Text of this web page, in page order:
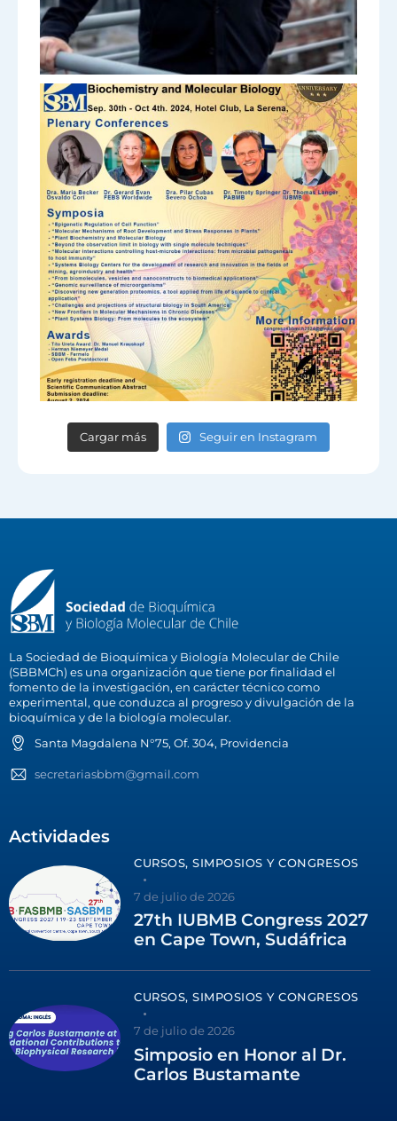
Cargar más Seguir en Instagram
La Sociedad de Bioquímica y Biología Molecular de Chile
(SBBMCh) es una organización que tiene por finalidad el
fomento de la investigación, en carácter técnico como
experimental, que conduzca al progreso y divulgación de la
bioquímica y de la biología molecular.
Santa Magdalena N°75, Of. 304, Providencia
secretariasbbm@gmail.com
Actividades
CURSOS, SIMPOSIOS Y CONGRESOS
7 de julio de 2026
27th IUBMB Congress 2027
en Cape Town, Sudáfrica
CURSOS, SIMPOSIOS Y CONGRESOS
7 de julio de 2026
Simposio en Honor al Dr.
Carlos Bustamante